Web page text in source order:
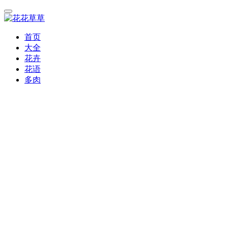
首页
大全
花卉
花语
多肉